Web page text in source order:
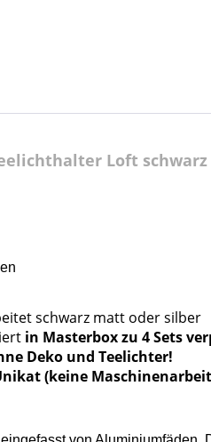
Loft
schwarz matt oder silber
in Masterbox zu 4 Sets
Deko und Teelichter!
(keine